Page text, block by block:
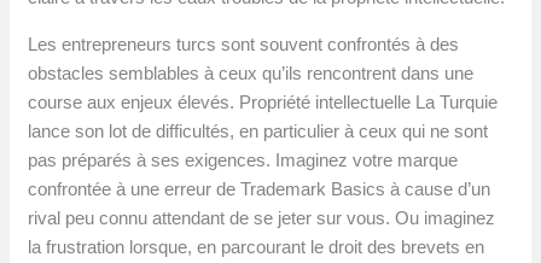
Les entrepreneurs turcs sont souvent confrontés à des
obstacles semblables à ceux qu’ils rencontrent dans une
course aux enjeux élevés. Propriété intellectuelle La Turquie
lance son lot de difficultés, en particulier à ceux qui ne sont
pas préparés à ses exigences. Imaginez votre marque
confrontée à une erreur de Trademark Basics à cause d’un
rival peu connu attendant de se jeter sur vous. Ou imaginez
la frustration lorsque, en parcourant le droit des brevets en